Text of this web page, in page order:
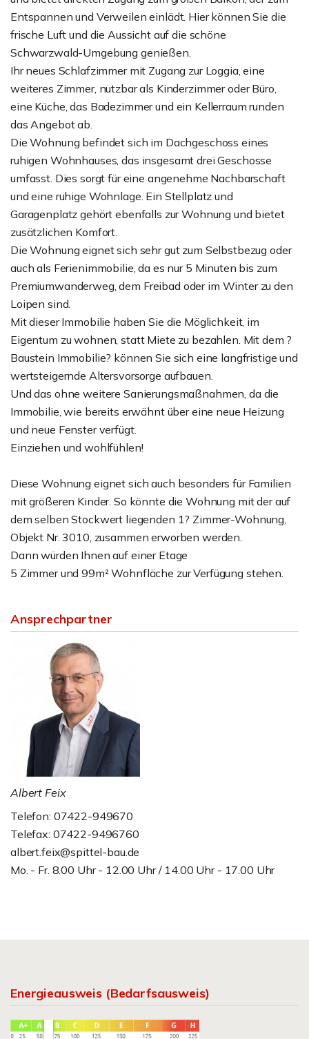
Entspannen und Verweilen einlädt. Hier können Sie die
frische Luft und die Aussicht auf die schöne
Schwarzwald-Umgebung genießen.
Ihr neues Schlafzimmer mit Zugang zur Loggia, eine
weiteres Zimmer, nutzbar als Kinderzimmer oder Büro,
eine Küche, das Badezimmer und ein Kellerraum runden
das Angebot ab.
Die Wohnung befindet sich im Dachgeschoss eines
ruhigen Wohnhauses, das insgesamt drei Geschosse
umfasst. Dies sorgt für eine angenehme Nachbarschaft
und eine ruhige Wohnlage. Ein Stellplatz und
Garagenplatz gehört ebenfalls zur Wohnung und bietet
zusätzlichen Komfort.
Die Wohnung eignet sich sehr gut zum Selbstbezug oder
auch als Ferienimmobilie, da es nur 5 Minuten bis zum
Premiumwanderweg, dem Freibad oder im Winter zu den
Loipen sind.
Mit dieser Immobilie haben Sie die Möglichkeit, im
Eigentum zu wohnen, statt Miete zu bezahlen. Mit dem ?
Baustein Immobilie? können Sie sich eine langfristige und
wertsteigernde Altersvorsorge aufbauen.
Und das ohne weitere Sanierungsmaßnahmen, da die
Immobilie, wie bereits erwähnt über eine neue Heizung
und neue Fenster verfügt.
Einziehen und wohlfühlen!
Diese Wohnung eignet sich auch besonders für Familien
mit größeren Kinder. So könnte die Wohnung mit der auf
dem selben Stockwert liegenden 1? Zimmer-Wohnung,
Objekt Nr. 3010, zusammen erworben werden.
Dann würden Ihnen auf einer Etage
5 Zimmer und 99m² Wohnfläche zur Verfügung stehen.
Ansprechpartner
Albert Feix
Telefon: 07422-949670
Telefax: 07422-9496760
albert.feix@spittel-bau.de
Mo. - Fr. 8.00 Uhr - 12.00 Uhr / 14.00 Uhr - 17.00 Uhr
Energieausweis (Bedarfsausweis)